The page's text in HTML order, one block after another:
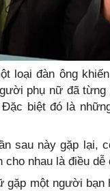
loại đàn ông
phụ nữ đã
biệt đó là
sau này gặp lại,
nhau là điều dễ
gặp một người